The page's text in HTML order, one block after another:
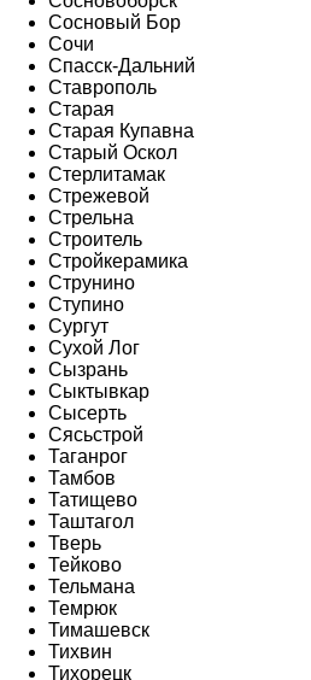
Сосновый Бор
Сочи
Спасск-Дальний
Ставрополь
Старая
Старая Купавна
Старый Оскол
Стерлитамак
Стрежевой
Стрельна
Строитель
Стройкерамика
Струнино
Ступино
Сургут
Сухой Лог
Сызрань
Сыктывкар
Сысерть
Сясьстрой
Таганрог
Тамбов
Татищево
Таштагол
Тверь
Тейково
Тельмана
Темрюк
Тимашевск
Тихвин
Тихорецк